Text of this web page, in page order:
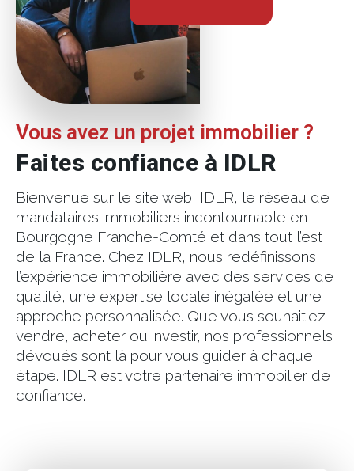
Vous avez un projet immobilier ?
Faites confiance à IDLR
Bienvenue sur le site web IDLR, le réseau de
mandataires immobiliers incontournable en
Bourgogne Franche-Comté et dans tout l’est
de la France. Chez IDLR, nous redéfinissons
l’expérience immobilière avec des services de
qualité, une expertise locale inégalée et une
approche personnalisée. Que vous souhaitiez
vendre, acheter ou investir, nos professionnels
dévoués sont là pour vous guider à chaque
étape. IDLR est votre partenaire immobilier de
confiance.